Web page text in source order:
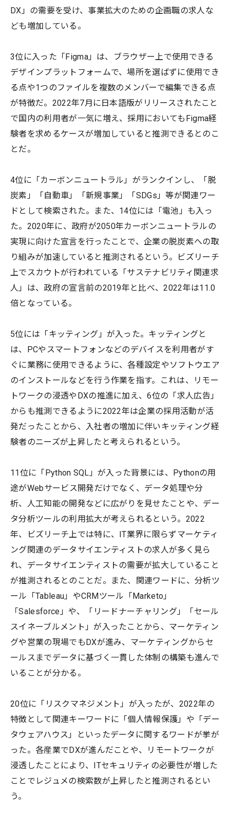
DX」の需要を受け、事業拡大のための企画職の求人な
ども増加している。
3位に入った「Figma」は、ブラウザー上で使用できる
デザインプラットフォームで、場所を選ばずに使用でき
る点や1つのファイルを複数のメンバーで編集できる点
が特徴だ。2022年7月に日本語版がリリースされたこと
で国内の利用者が一気に増え、採用においてもFigma経
験者を求めるケースが増加していると推測できるとのこ
とだ。
4位に「カーボンニュートラル」がランクインし、「脱
炭素」「自動車」「新規事業」「SDGs」等が関連ワー
ドとして検索された。また、14位には「電池」も入っ
た。2020年に、政府が2050年カーボンニュートラルの
実現に向けた宣言を行ったことで、企業の脱炭素への取
り組みが加速していると推測されるという。ビズリーチ
上でスカウトが行われている「サステナビリティ関連求
人」は、政府の宣言前の2019年と比べ、2022年は11.0
倍となっている。
5位には「キッティング」が入った。キッティングと
は、PCやスマートフォンなどのデバイスを利用者がす
ぐに業務に使用できるように、各種設定やソフトウエア
のインストールなどを行う作業を指す。これは、リモー
トワークの浸透やDXの推進に加え、6位の「求人広告」
からも推測できるように2022年は企業の採用活動が活
発だったことから、入社者の増加に伴いキッティング経
験者のニーズが上昇したと考えられるという。
11位に「Python SQL」が入った背景には、Pythonの用
途がWebサービス開発だけでなく、データ処理や分
析、人工知能の開発などに広がりを見せたことや、デー
タ分析ツールの利用拡大が考えられるという。2022
年、ビズリーチ上では特に、IT業界に限らずマーケティ
ング関連のデータサイエンティストの求人が多く見ら
れ、データサイエンティストの需要が拡大していること
が推測されるとのことだ。また、関連ワードに、分析ツ
ール「Tableau」やCRMツール「Marketo」
「Salesforce」や、「リードナーチャリング」「セール
スイネーブルメント」が入ったことから、マーケティン
グや営業の現場でもDXが進み、マーケティングからセ
ールスまでデータに基づく一貫した体制の構築も進んで
いることが分かる。
20位に「リスクマネジメント」が入ったが、2022年の
特徴として関連キーワードに「個人情報保護」や「デー
タウェアハウス」といったデータに関するワードが挙が
った。各産業でDXが進んだことや、リモートワークが
浸透したことにより、ITセキュリティの必要性が増した
ことでレジュメの検索数が上昇したと推測されるとい
う。